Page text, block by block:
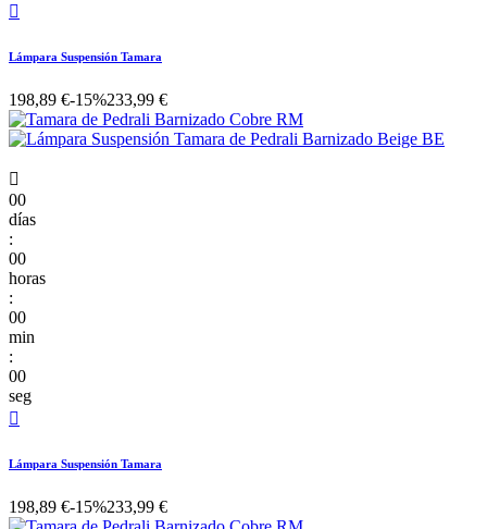

Lámpara Suspensión Tamara
198,89 €-15%233,99 €

00
días
:
00
horas
:
00
min
:
00
seg

Lámpara Suspensión Tamara
198,89 €-15%233,99 €